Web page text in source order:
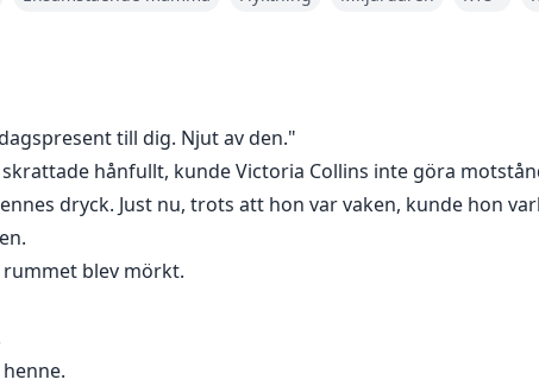
till dig. Njut av den."
hånfullt, kunde Victoria Collins inte göra
dryck. Just nu, trots att hon var vaken, kunde hon
rummet blev mörkt.